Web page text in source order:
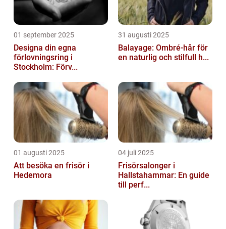
01 september 2025
Designa din egna
förlovningsring i
Stockholm: Förv...
31 augusti 2025
Balayage: Ombré-hår för
en naturlig och stilfull h...
01 augusti 2025
Att besöka en frisör i
Hedemora
04 juli 2025
Frisörsalonger i
Hallstahammar: En guide
till perf...